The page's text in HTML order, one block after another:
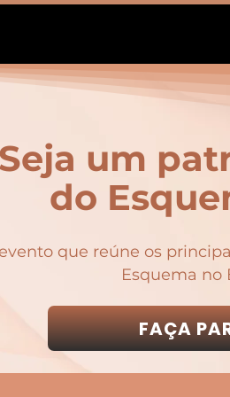
um
do
que reúne os
Esquema no
FAÇA